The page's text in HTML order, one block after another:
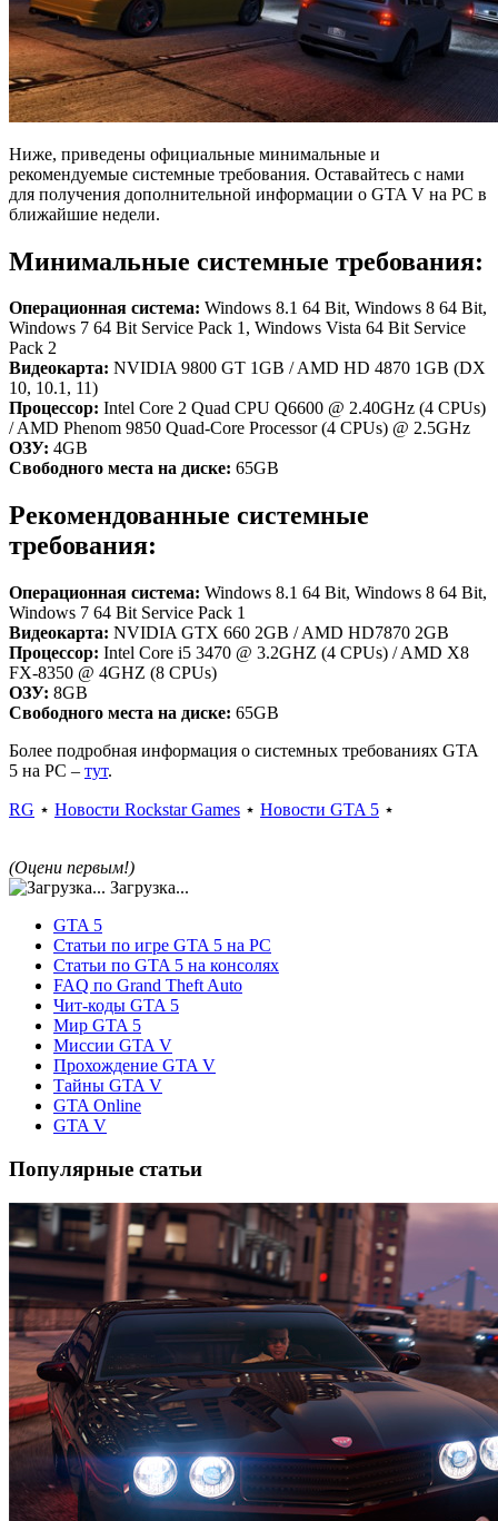
Ниже, приведены официальные минимальные и
рекомендуемые системные требования. Оставайтесь с нами
для получения дополнительной информации о GTA V на PC в
ближайшие недели.
Минимальные системные требования:
Операционная система: Windows 8.1 64 Bit, Windows 8 64 Bit,
Windows 7 64 Bit Service Pack 1, Windows Vista 64 Bit Service
Pack 2
Видеокарта: NVIDIA 9800 GT 1GB / AMD HD 4870 1GB (DX
10, 10.1, 11)
Процессор: Intel Core 2 Quad CPU Q6600 @ 2.40GHz (4 CPUs)
/ AMD Phenom 9850 Quad-Core Processor (4 CPUs) @ 2.5GHz
ОЗУ: 4GB
Свободного места на диске: 65GB
Рекомендованные системные
требования:
Операционная система: Windows 8.1 64 Bit, Windows 8 64 Bit,
Windows 7 64 Bit Service Pack 1
Видеокарта: NVIDIA GTX 660 2GB / AMD HD7870 2GB
Процессор: Intel Core i5 3470 @ 3.2GHZ (4 CPUs) / AMD X8
FX-8350 @ 4GHZ (8 CPUs)
ОЗУ: 8GB
Свободного места на диске: 65GB
Более подробная информация о системных требованиях GTA
5 на PC – тут.
RG ⋆ Новости Rockstar Games ⋆ Новости GTA 5 ⋆
(Оцени первым!)
Загрузка...
GTA 5
Статьи по игре GTA 5 на PC
Статьи по GTA 5 на консолях
FAQ по Grand Theft Auto
Чит-коды GTA 5
Мир GTA 5
Миссии GTA V
Прохождение GTA V
Тайны GTA V
GTA Online
GTA V
Популярные статьи